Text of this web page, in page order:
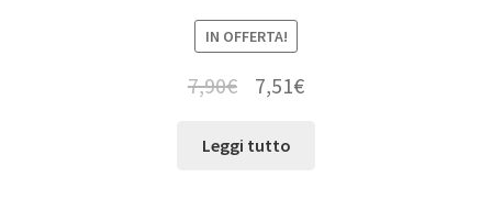
IN OFFERTA!
7,90€ 7,51€
Leggi tutto